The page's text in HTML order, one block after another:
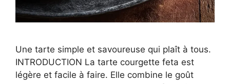
Une tarte simple et savoureuse qui plaît à tous.
INTRODUCTION La tarte courgette feta est
légère et facile à faire. Elle combine le goût